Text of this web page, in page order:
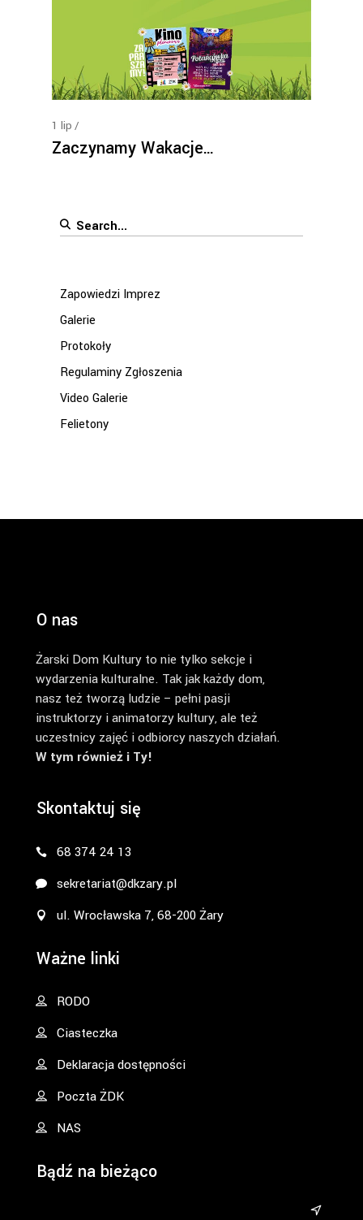
1 lip
Zaczynamy Wakacje…
Search
Zapowiedzi Imprez
Galerie
Protokoły
Regulaminy Zgłoszenia
Video Galerie
Felietony
O nas
Żarski Dom Kultury to nie tylko sekcje i
wydarzenia kulturalne. Tak jak każdy dom,
nasz też tworzą ludzie – pełni pasji
instruktorzy i animatorzy kultury, ale też
uczestnicy zajęć i odbiorcy naszych działań.
W tym również i Ty!
Skontaktuj się
68 374 24 13
sekretariat@dkzary.pl
ul. Wrocławska 7, 68-200 Żary
Ważne linki
RODO
Ciasteczka
Deklaracja dostępności
Poczta ŻDK
NAS
Bądź na bieżąco
&